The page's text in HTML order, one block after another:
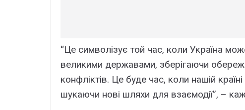
“Це символізує той час, коли Україна
великими державами, зберігаючи
конфліктів. Це буде час, коли нашій
шукаючи нові шляхи для взаємодії”, –